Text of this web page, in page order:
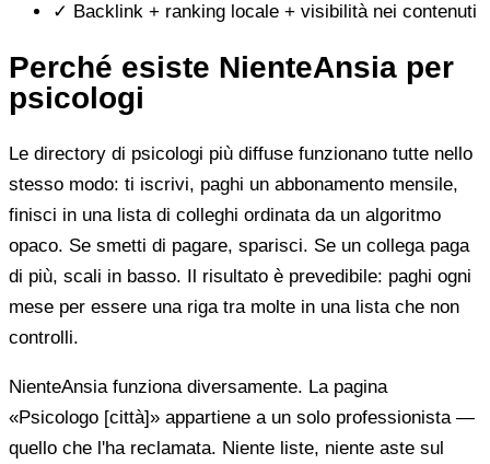
✓ Backlink + ranking locale + visibilità nei contenuti
Perché esiste NienteAnsia per
psicologi
Le directory di psicologi più diffuse funzionano tutte nello
stesso modo: ti iscrivi, paghi un abbonamento mensile,
finisci in una lista di colleghi ordinata da un algoritmo
opaco. Se smetti di pagare, sparisci. Se un collega paga
di più, scali in basso. Il risultato è prevedibile: paghi ogni
mese per essere una riga tra molte in una lista che non
controlli.
NienteAnsia funziona diversamente. La pagina
«Psicologo [città]» appartiene a un solo professionista —
quello che l'ha reclamata. Niente liste, niente aste sul